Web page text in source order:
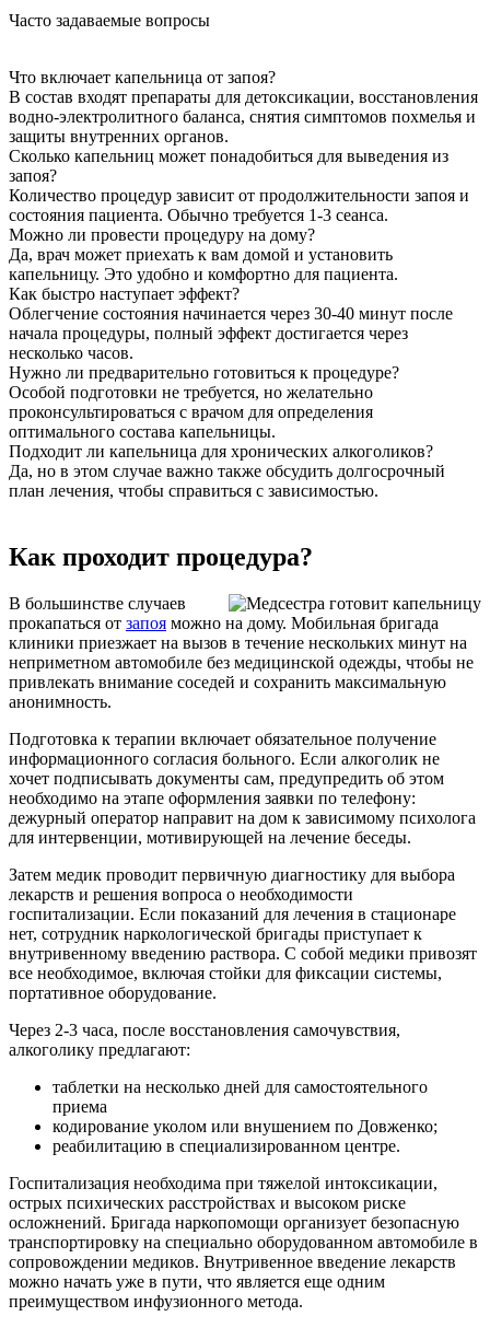
Часто задаваемые вопросы
Что включает капельница от запоя?
В состав входят препараты для детоксикации, восстановления
водно-электролитного баланса, снятия симптомов похмелья и
защиты внутренних органов.
Сколько капельниц может понадобиться для выведения из
запоя?
Количество процедур зависит от продолжительности запоя и
состояния пациента. Обычно требуется 1-3 сеанса.
Можно ли провести процедуру на дому?
Да, врач может приехать к вам домой и установить
капельницу. Это удобно и комфортно для пациента.
Как быстро наступает эффект?
Облегчение состояния начинается через 30-40 минут после
начала процедуры, полный эффект достигается через
несколько часов.
Нужно ли предварительно готовиться к процедуре?
Особой подготовки не требуется, но желательно
проконсультироваться с врачом для определения
оптимального состава капельницы.
Подходит ли капельница для хронических алкоголиков?
Да, но в этом случае важно также обсудить долгосрочный
план лечения, чтобы справиться с зависимостью.
Как проходит процедура?
В большинстве случаев
прокапаться от запоя можно на дому. Мобильная бригада
клиники приезжает на вызов в течение нескольких минут на
неприметном автомобиле без медицинской одежды, чтобы не
привлекать внимание соседей и сохранить максимальную
анонимность.
Подготовка к терапии включает обязательное получение
информационного согласия больного. Если алкоголик не
хочет подписывать документы сам, предупредить об этом
необходимо на этапе оформления заявки по телефону:
дежурный оператор направит на дом к зависимому психолога
для интервенции, мотивирующей на лечение беседы.
Затем медик проводит первичную диагностику для выбора
лекарств и решения вопроса о необходимости
госпитализации. Если показаний для лечения в стационаре
нет, сотрудник наркологической бригады приступает к
внутривенному введению раствора. С собой медики привозят
все необходимое, включая стойки для фиксации системы,
портативное оборудование.
Через 2-3 часа, после восстановления самочувствия,
алкоголику предлагают:
таблетки на несколько дней для самостоятельного
приема
кодирование уколом или внушением по Довженко;
реабилитацию в специализированном центре.
Госпитализация необходима при тяжелой интоксикации,
острых психических расстройствах и высоком риске
осложнений. Бригада наркопомощи организует безопасную
транспортировку на специально оборудованном автомобиле в
сопровождении медиков. Внутривенное введение лекарств
можно начать уже в пути, что является еще одним
преимуществом инфузионного метода.